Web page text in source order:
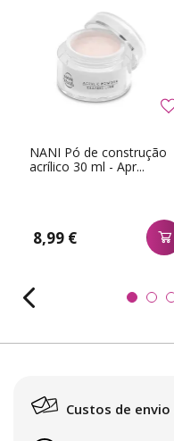
NANI Pó de construção
acrílico 30 ml - Apr...
8,99 €
Custos de envio